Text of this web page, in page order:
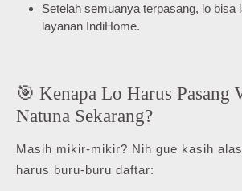
Setelah semuanya terpasang, lo bisa
layanan IndiHome.
🎯 Kenapa Lo Harus Pasang
Natuna Sekarang?
Masih mikir-mikir? Nih gue kasih
harus buru-buru daftar: